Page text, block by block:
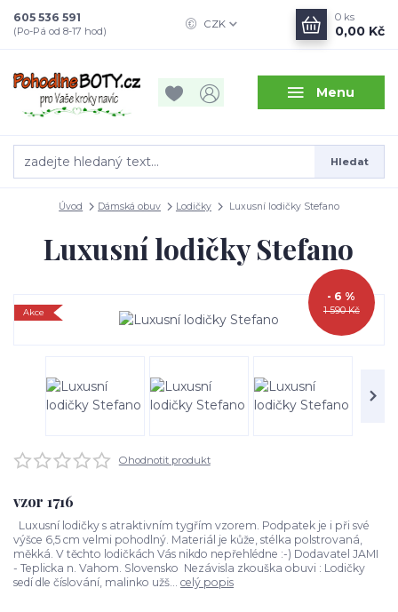
Menu
CZK
Hledat
605 536 591
(Po-Pá od 8-17 hod)
0 ks
0,00 Kč
Úvod Dámská obuv Lodičky Luxusní lodičky Stefano
Luxusní lodičky Stefano
Akce 1 590 Kč
- 6 %
Ohodnotit produkt
vzor 1716
Luxusní lodičky s atraktivním tygřím vzorem. Podpatek je i při své
výšce 6,5 cm velmi pohodlný. Materiál je kůže, stélka polstrovaná,
měkká. V těchto lodičkách Vás nikdo nepřehlédne :-) Dodavatel JAMI
- Teplicka n. Vahom. Slovensko Nezávisla zkouška obuvi : Lodičky
sedí dle číslování, malinko užš... celý popis